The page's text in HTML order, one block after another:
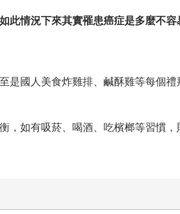
情況下來其實罹患癌症是多麼不容
國人美食炸雞排、鹹酥雞等每個
如有吸菸、喝酒、吃檳榔等習慣